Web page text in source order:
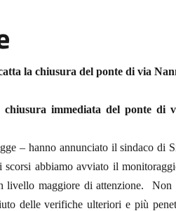
la chiusura del ponte di via
chiusura immediata del ponte
– hanno annunciato il sindaco di
abbiamo avviato il
maggiore di attenzione. Non
delle verifiche ulteriori e più